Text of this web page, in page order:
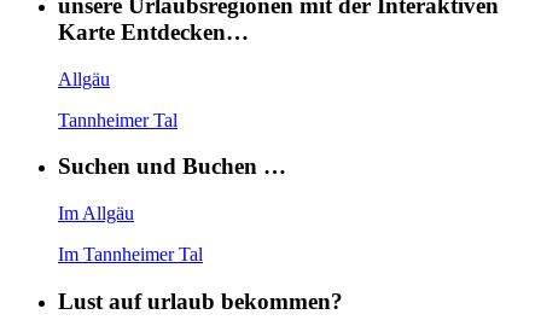
unsere Urlaubsregionen mit der Interaktiven
Karte Entdecken…
Allgäu
Tannheimer Tal
Suchen und Buchen …
Im Allgäu
Im Tannheimer Tal
Lust auf urlaub bekommen?